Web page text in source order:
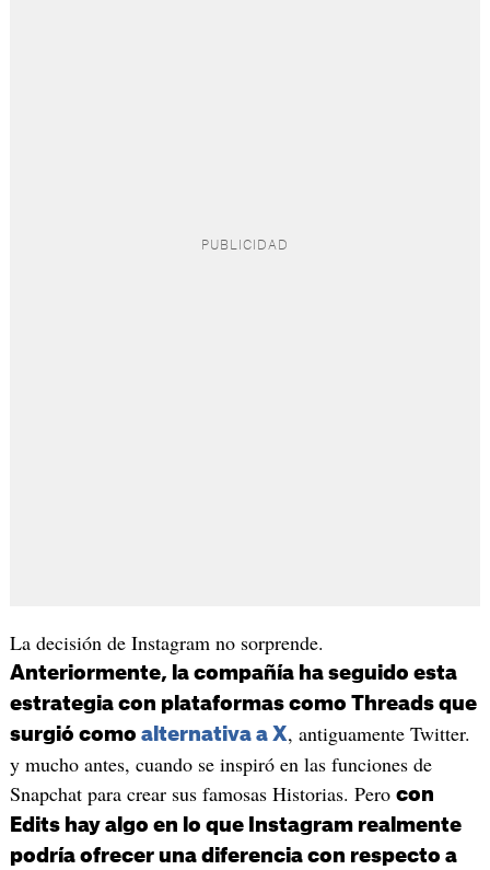
La decisión de Instagram no sorprende.
Anteriormente, la compañía ha seguido esta
estrategia con plataformas como Threads que
surgió como alternativa a X, antiguamente Twitter.
y mucho antes, cuando se inspiró en las funciones de
Snapchat para crear sus famosas Historias. Pero con
Edits hay algo en lo que Instagram realmente
podría ofrecer una diferencia con respecto a